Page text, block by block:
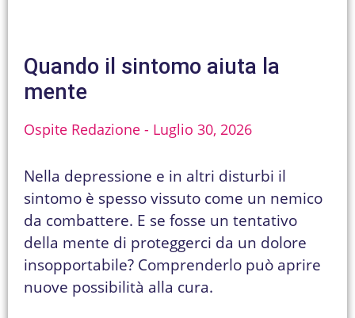
Quando il sintomo aiuta la
mente
Ospite Redazione Luglio 30, 2026
Nella depressione e in altri disturbi il
sintomo è spesso vissuto come un nemico
da combattere. E se fosse un tentativo
della mente di proteggerci da un dolore
insopportabile? Comprenderlo può aprire
nuove possibilità alla cura.